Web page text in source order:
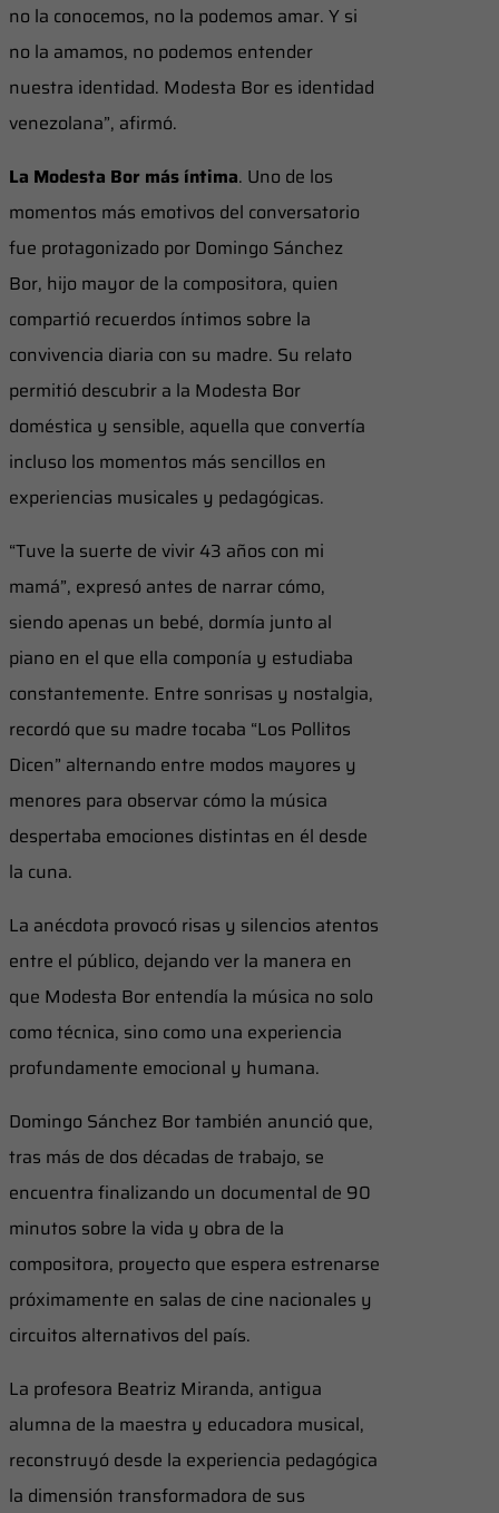
no la conocemos, no la podemos amar. Y si
no la amamos, no podemos entender
nuestra identidad. Modesta Bor es identidad
venezolana”, afirmó.
La Modesta Bor más íntima. Uno de los
momentos más emotivos del conversatorio
fue protagonizado por Domingo Sánchez
Bor, hijo mayor de la compositora, quien
compartió recuerdos íntimos sobre la
convivencia diaria con su madre. Su relato
permitió descubrir a la Modesta Bor
doméstica y sensible, aquella que convertía
incluso los momentos más sencillos en
experiencias musicales y pedagógicas.
“Tuve la suerte de vivir 43 años con mi
mamá”, expresó antes de narrar cómo,
siendo apenas un bebé, dormía junto al
piano en el que ella componía y estudiaba
constantemente. Entre sonrisas y nostalgia,
recordó que su madre tocaba “Los Pollitos
Dicen” alternando entre modos mayores y
menores para observar cómo la música
despertaba emociones distintas en él desde
la cuna.
La anécdota provocó risas y silencios atentos
entre el público, dejando ver la manera en
que Modesta Bor entendía la música no solo
como técnica, sino como una experiencia
profundamente emocional y humana.
Domingo Sánchez Bor también anunció que,
tras más de dos décadas de trabajo, se
encuentra finalizando un documental de 90
minutos sobre la vida y obra de la
compositora, proyecto que espera estrenarse
próximamente en salas de cine nacionales y
circuitos alternativos del país.
La profesora Beatriz Miranda, antigua
alumna de la maestra y educadora musical,
reconstruyó desde la experiencia pedagógica
la dimensión transformadora de sus